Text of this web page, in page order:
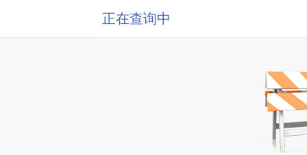
正在查询中